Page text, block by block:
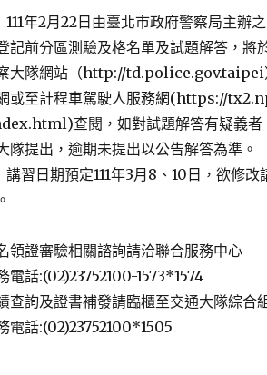
年2月22日由臺北市政府警察局主辦
記前分區測驗及格名單及試題解答，將
大隊網站（http://td.police.gov.taipei
或至計程車駕駛人服務網(https://
查閱，如對試題解答有疑義者
隊提出，逾期未提出以公告解答為準。
習日期預定111年3月8、10日，欲修改
領證審驗相關諮詢請洽聯合服務中心
電話:(02)23752100-1573*1574
查詢及證書補發請臨櫃至交通大隊綜合
電話:(02)23752100*1505